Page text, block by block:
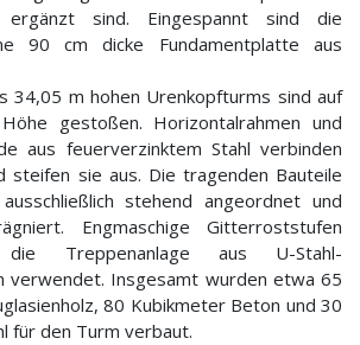
ergänzt sind. Eingespannt sind die
90 cm dicke Fundamentplatte aus
34,05 m hohen Urenkopfturms sind auf
gestoßen. Horizontalrahmen und
aus feuerverzinktem Stahl verbinden
steifen sie aus. Die tragenden Bauteile
stehend angeordnet und
Engmaschige Gitterroststufen
Treppenanlage aus U-Stahl-
verwendet. Insgesamt wurden etwa 65
80 Kubikmeter Beton und 30
für den Turm verbaut.